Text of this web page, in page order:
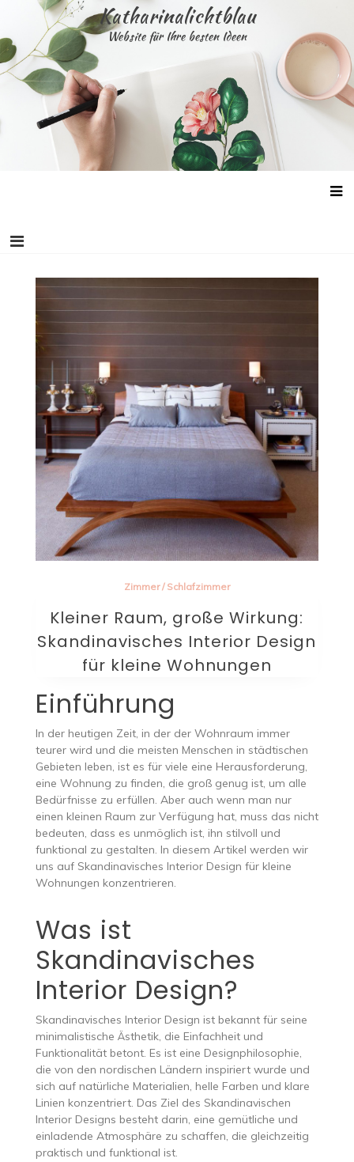
content
Katharinalichtblau
Website für Ihre besten Ideen
Zimmer/ Schlafzimmer
Kleiner Raum, große Wirkung:
Skandinavisches Interior Design
für kleine Wohnungen
Einführung
In der heutigen Zeit, in der der Wohnraum immer
teurer wird und die meisten Menschen in städtischen
Gebieten leben, ist es für viele eine Herausforderung,
eine Wohnung zu finden, die groß genug ist, um alle
Bedürfnisse zu erfüllen. Aber auch wenn man nur
einen kleinen Raum zur Verfügung hat, muss das nicht
bedeuten, dass es unmöglich ist, ihn stilvoll und
funktional zu gestalten. In diesem Artikel werden wir
uns auf Skandinavisches Interior Design für kleine
Wohnungen konzentrieren.
Was ist
Skandinavisches
Interior Design?
Skandinavisches Interior Design ist bekannt für seine
minimalistische Ästhetik, die Einfachheit und
Funktionalität betont. Es ist eine Designphilosophie,
die von den nordischen Ländern inspiriert wurde und
sich auf natürliche Materialien, helle Farben und klare
Linien konzentriert. Das Ziel des Skandinavischen
Interior Designs besteht darin, eine gemütliche und
einladende Atmosphäre zu schaffen, die gleichzeitig
praktisch und funktional ist.